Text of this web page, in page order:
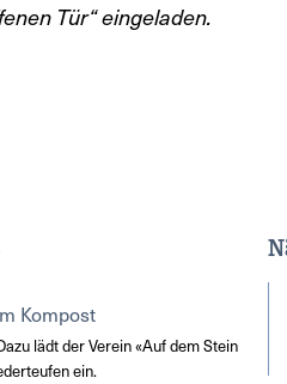
Tür“ eingeladen.
Kompost
lädt der Verein «Auf dem Stein
ein.